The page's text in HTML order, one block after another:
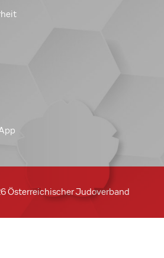
Österreichischer Judoverband